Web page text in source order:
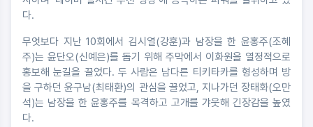
다.
무엇보다 지난 10회에서 김시열(강훈)과 남장을 한 윤홍주(조혜
주)는 윤단오(신예은)를 돕기 위해 주막에서 이화원을 열정적으로
홍보해 눈길을 끌었다. 두 사람은 남다른 티키타카를 형성하며 방
을 구하던 윤구남(최태환)의 관심을 끌었고, 지나가던 장태화(오만
석)는 남장을 한 윤홍주를 목격하고 고개를 갸웃해 긴장감을 높였
다.